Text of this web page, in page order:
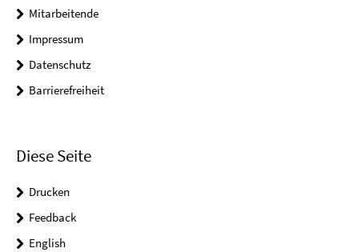
Mitarbeitende
Impressum
Datenschutz
Barrierefreiheit
Diese Seite
Drucken
Feedback
English